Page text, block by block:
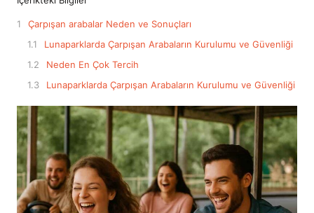
Çarpışan arabalar Neden ve Sonuçları
Lunaparklarda Çarpışan Arabaların Kurulumu ve Güvenliği
Neden En Çok Tercih
Lunaparklarda Çarpışan Arabaların Kurulumu ve Güvenliği